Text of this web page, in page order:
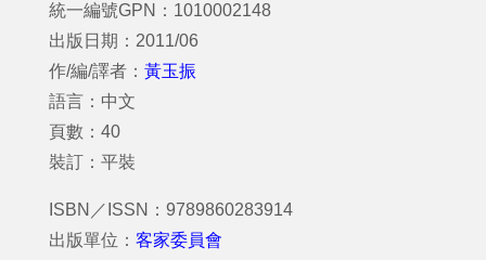
統一編號GPN：1010002148
出版日期：2011/06
作/編/譯者： 黃玉振
語言：中文
頁數：40
裝訂：平裝
ISBN／ISSN：9789860283914
出版單位： 客家委員會